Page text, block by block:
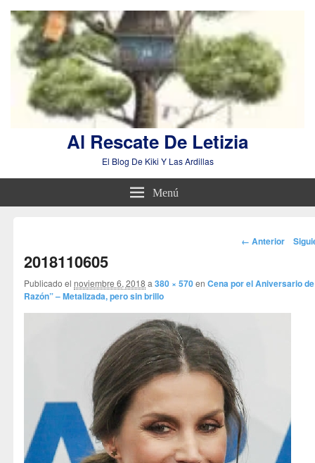
Al Rescate De Letizia
El Blog De Kiki Y Las Ardillas
Menú
Navegador
← Anterior
2018110605
Publicado el noviembre 6, 2018 a380 × 570enCena por el Aniversario
Razón” – Metalizada, pero sin brillo